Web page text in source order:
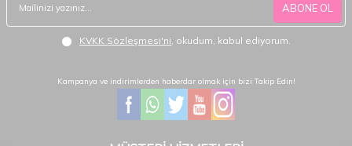
ABONE OL
KVKK Sözleşmesi'ni, okudum, kabul ediyorum.
Kampanya ve indirimlerden haberdar olmak için bizi Takip Edin!